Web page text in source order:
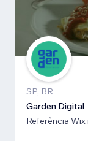
SP, BR
Garden Digital
Referência